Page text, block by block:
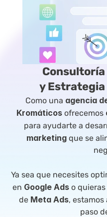
y
Como una agencia
Kromáticos ofrecemos
para ayudarte a
marketing que se
Ya sea que necesites
en Google Ads o
de Meta Ads,
paso